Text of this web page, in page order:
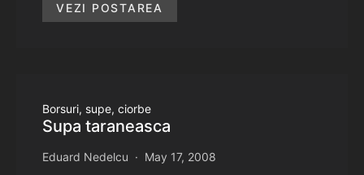
VEZI POSTAREA
Borsuri, supe, ciorbe
Supa taraneasca
Eduard Nedelcu May 17, 2008